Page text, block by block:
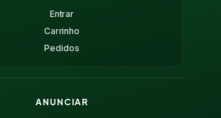
Entrar
Carrinho
Pedidos
ANUNCIAR